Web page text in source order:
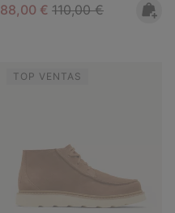
Sale price:
88,00 € Regular price:
110,00 €
TOP VENTAS